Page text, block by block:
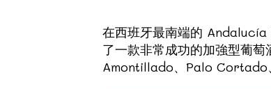
在西班牙最南端的 Andalucía
了一款非常成功的加強型葡
Amontillado、Palo